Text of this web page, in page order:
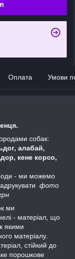
Оплата Умови
собак:
алабай,
кене корсо,
- ми можемо
фото
ми
- матеріал, що
якими
матеріалу.
стійкий до
порошкове